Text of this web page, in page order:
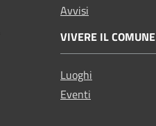
Avvisi
VIVERE IL COMUNE
Luoghi
Eventi